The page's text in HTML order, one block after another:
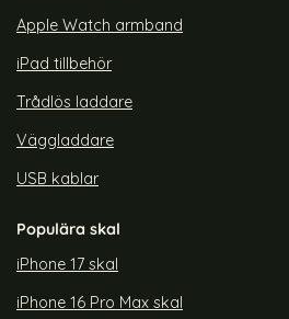
Apple Watch armband
iPad tillbehör
Trådlös laddare
Väggladdare
USB kablar
Populära skal
iPhone 17 skal
iPhone 16 Pro Max skal